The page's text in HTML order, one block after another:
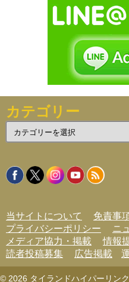
カテゴリー
テ
リ
ー
当サイトについて 免責事
プライバシーポリシー
ニ
メディア協力・掲載
情報
読者投稿募集
広告掲載
© 2026 タイランドハイパーリン